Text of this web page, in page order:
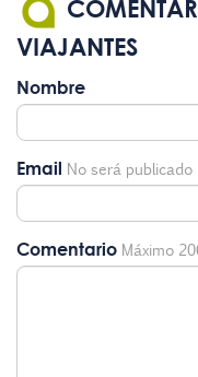
VIAJANTES
Nombre
Email No será publicado
Comentario Máximo